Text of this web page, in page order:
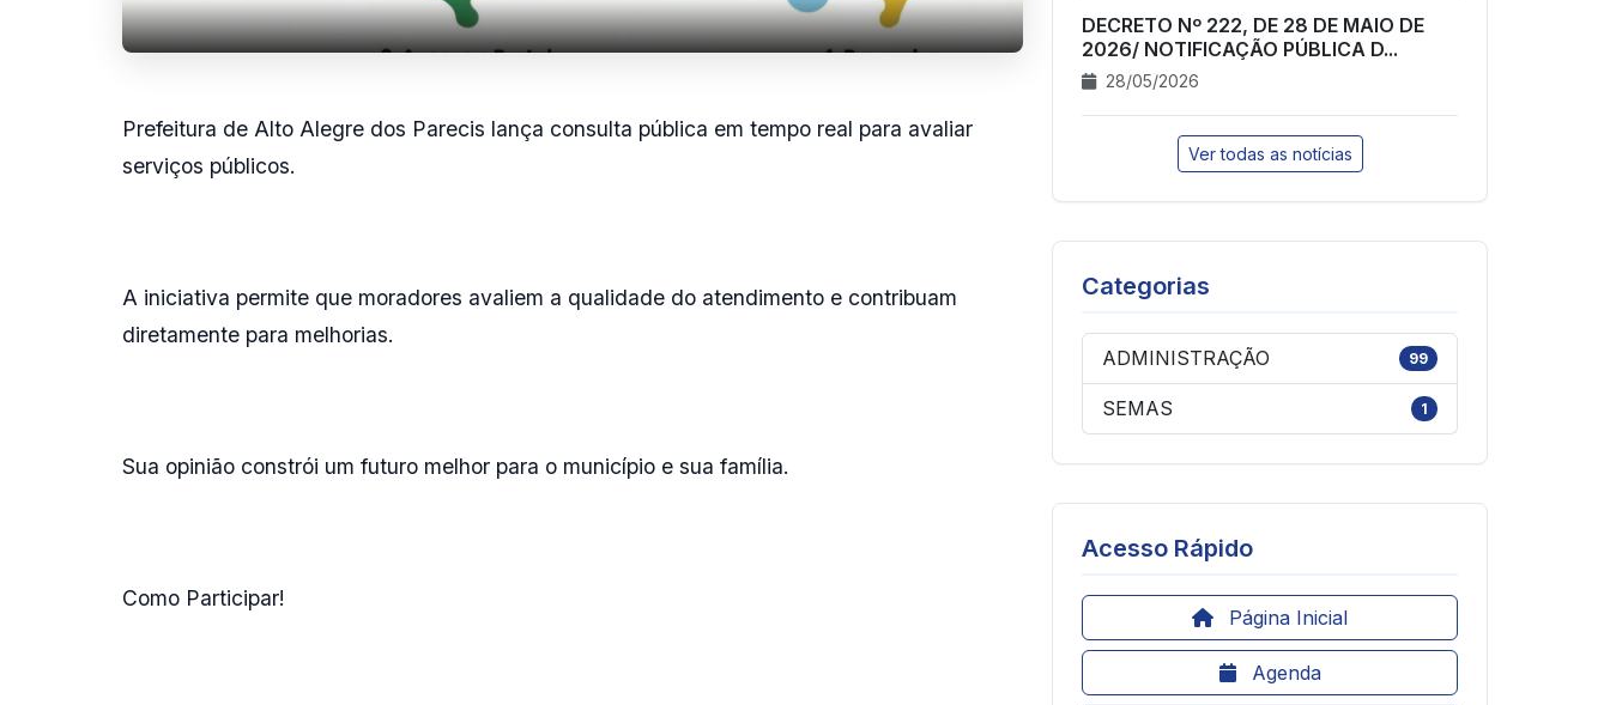
Prefeitura de Alto Alegre dos Parecis lança consulta pública em tempo real para avaliar
serviços públicos.
A iniciativa permite que moradores avaliem a qualidade do atendimento e contribuam
diretamente para melhorias.
Sua opinião constrói um futuro melhor para o município e sua família.
Como Participar!
DECRETO Nº 222, DE 28 DE MAIO DE
2026/ NOTIFICAÇÃO PÚBLICA D...
28/05/2026
Ver todas as notícias
Categorias
ADMINISTRAÇÃO 99
SEMAS 1
Acesso Rápido
Página Inicial
Agenda